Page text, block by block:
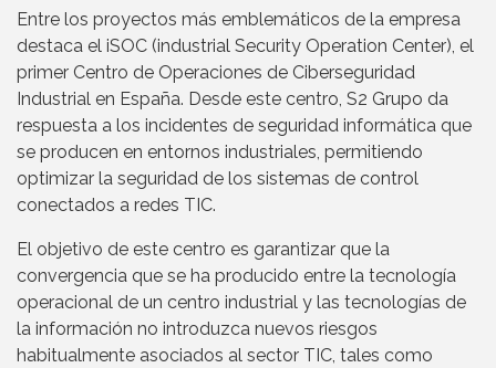
Entre los proyectos más emblemáticos de la empresa
destaca el iSOC (industrial Security Operation Center), el
primer Centro de Operaciones de Ciberseguridad
Industrial en España. Desde este centro, S2 Grupo da
respuesta a los incidentes de seguridad informática que
se producen en entornos industriales, permitiendo
optimizar la seguridad de los sistemas de control
conectados a redes TIC.
El objetivo de este centro es garantizar que la
convergencia que se ha producido entre la tecnología
operacional de un centro industrial y las tecnologías de
la información no introduzca nuevos riesgos
habitualmente asociados al sector TIC, tales como